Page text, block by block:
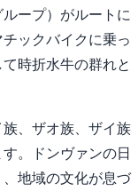
ープ）がルートに
ックバイクに乗っ
時折水牛の群れと
、ザオ族、ザイ族
。ドンヴァンの日
地域の文化が息づ